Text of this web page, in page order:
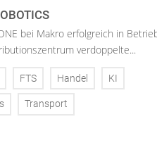
bei Makro erfolgreich in
verdoppelte...
FTS Handel KI
Transport